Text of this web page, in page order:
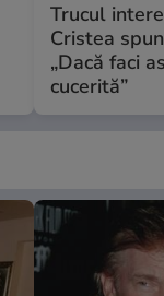
Trucul
Cristea
„Dacă faci
cucerită”